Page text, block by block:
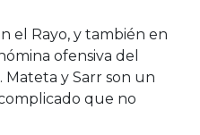
el Rayo, y también en
ofensiva del
Mateta y Sarr son un
que no